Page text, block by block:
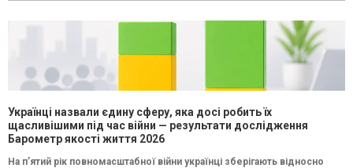
Українці назвали єдину сферу, яка досі робить їх
щасливішими під час війни — результати дослідження
Барометр якості життя 2026
На п’ятий рік повномасштабної війни українці зберігають відносно